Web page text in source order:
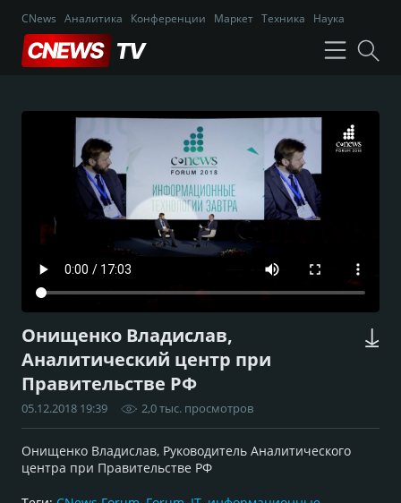
CNews Аналитика Конференции Маркет Техника Наука
Онищенко Владислав,
Аналитический центр при
Правительстве РФ
05.12.2018 19:39 2,0 тыс. просмотров
Онищенко Владислав, Руководитель Аналитического
центра при Правительстве РФ